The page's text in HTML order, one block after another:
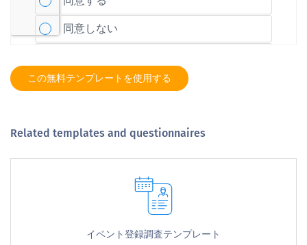
この無料テンプレートを使用する
Related templates and questionnaires
イベント登録調査テンプレート